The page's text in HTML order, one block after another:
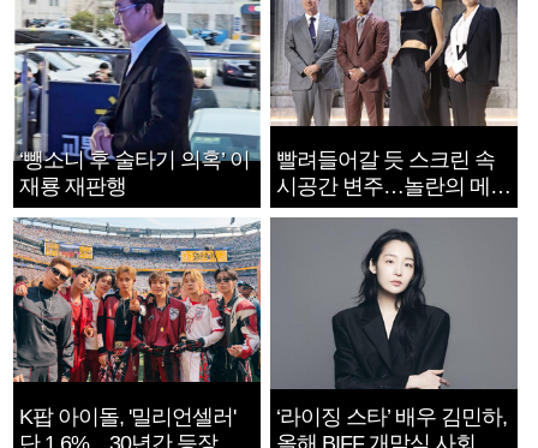
‘뺑소니 후 술타기 의혹’ 이
재룡 재판행
빨려들어갈 듯 스크린 속
시공간 변주…놀란의 메시
지는 ‘전쟁 속죄’
K팝 아이돌, '밀리언셀러'
‘라이징 스타’ 배우 김민하,